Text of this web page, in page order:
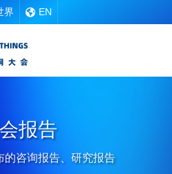
界 EN
报告
的咨询报告、研究报告